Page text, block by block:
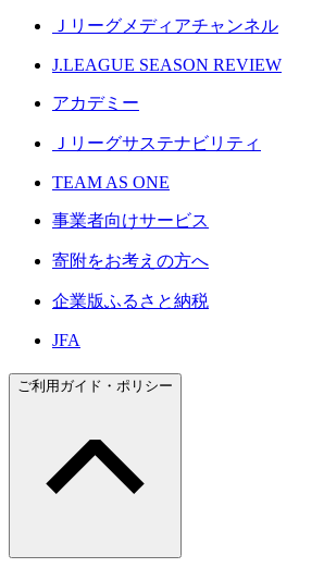
Ｊリーグメディアチャンネル
J.LEAGUE SEASON REVIEW
アカデミー
Ｊリーグサステナビリティ
TEAM AS ONE
事業者向けサービス
寄附をお考えの方へ
企業版ふるさと納税
JFA
ご利用ガイド・ポリシー